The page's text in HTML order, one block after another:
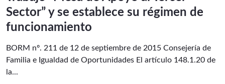
Sector” y se establece su régimen de
funcionamiento
BORM nº. 211 de 12 de septiembre de 2015 Consejería de
Familia e Igualdad de Oportunidades El artículo 148.1.20 de
la...